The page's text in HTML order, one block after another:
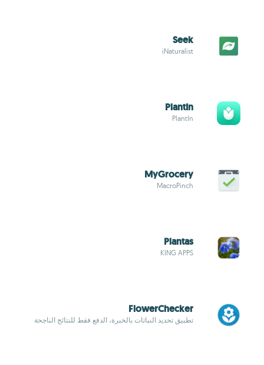
Seek
iNaturalist
PlantIn
PlantIn
MyGrocery
MacroPinch
Plantas
KING APPS
FlowerChecker
تطبيق تحديد النباتات بالخبرة، الدفع فقط للنتائج الناجحة